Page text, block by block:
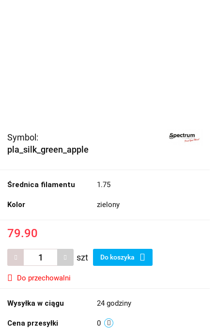
Symbol:
pla_silk_green_apple
Średnica filamentu 1.75
Kolor zielony
79.90
szt Do koszyka
Do przechowalni
Wysyłka w ciągu 24 godziny
Cena przesyłki 0